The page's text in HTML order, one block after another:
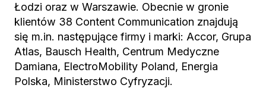
Łodzi oraz w Warszawie. Obecnie w gronie
klientów 38 Content Communication znajdują
się m.in. następujące firmy i marki: Accor, Grupa
Atlas, Bausch Health, Centrum Medyczne
Damiana, ElectroMobility Poland, Energia
Polska, Ministerstwo Cyfryzacji.